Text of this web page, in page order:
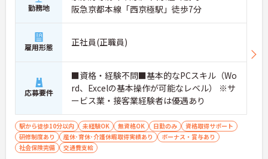
勤務地
阪急京都本線「西京極駅」徒歩7分
雇用形態 正社員(正職員)
応募要件
■資格・経験不問■基本的なPCスキル（Wo
rd、Excelの基本操作が可能なレベル） ※サ
ービス業・接客業経験者は優遇あり
駅から徒歩10分以内 未経験OK 無資格OK 日勤のみ
資格取得サポート
研修制度あり
産休･育休･介護休暇取得実績あり
ボーナス・賞与あり
社会保険完備
交通費支給